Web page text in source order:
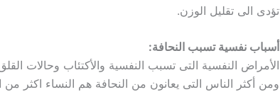
تؤدى الى تقليل الوزن.
أسباب نفسية تسبب النحافة:
الأمراض النفسية التى تسبب النفسية والأكتئاب وحالات
ومن أكثر الناس التى يعانون من النحافة هم النساء اكثر من